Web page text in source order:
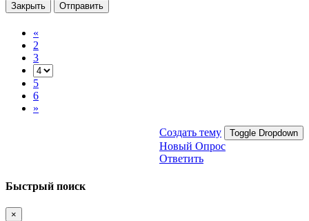
Закрыть Отправить
«
2
3
5
6
»
Создать тему Toggle Dropdown
Новый Опрос
Ответить
Быстрый поиск
×